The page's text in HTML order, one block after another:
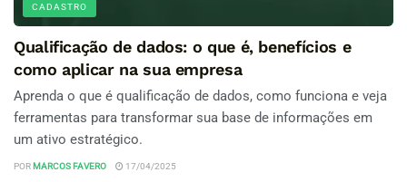
CADASTRO
Qualificação de dados: o que é, benefícios e
como aplicar na sua empresa
Aprenda o que é qualificação de dados, como funciona e veja
ferramentas para transformar sua base de informações em
um ativo estratégico.
POR MARCOS FAVERO 17/04/2025